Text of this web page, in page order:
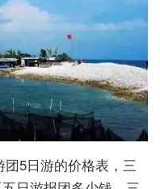
团5日游的价格表，三